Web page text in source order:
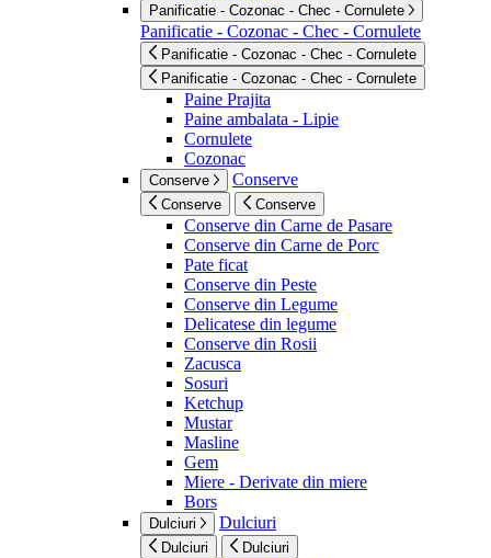
Panificatie - Cozonac - Chec - Cornulete
Panificatie - Cozonac - Chec - Cornulete
Panificatie - Cozonac - Chec - Cornulete
Panificatie - Cozonac - Chec - Cornulete
Paine Prajita
Paine ambalata - Lipie
Cornulete
Cozonac
Conserve Conserve
Conserve Conserve
Conserve din Carne de Pasare
Conserve din Carne de Porc
Pate ficat
Conserve din Peste
Conserve din Legume
Delicatese din legume
Conserve din Rosii
Zacusca
Sosuri
Ketchup
Mustar
Masline
Gem
Miere - Derivate din miere
Bors
Dulciuri Dulciuri
Dulciuri Dulciuri